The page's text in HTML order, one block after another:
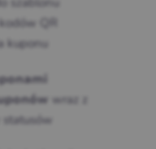
kodów QR
kuponu
wraz z